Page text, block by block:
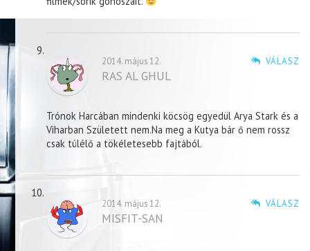
VÁLASZ
2014. május 12.
RAS AL GHUL
Trónok Harcában mindenki köcsög egyedül Arya Stark és a
Viharban Született nem.Na meg a Kutya bár ő nem rossz
csak túlélő a tökéletesebb fajtából.
VÁLASZ
2014. május 12.
MISFIT-SAN